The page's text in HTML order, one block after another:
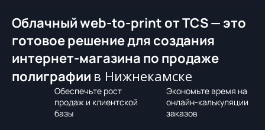
Облачный web-to-print от TCS — это
готовое решение для создания
интернет-магазина по продаже
полиграфии в Нижнекамске
Обеспечьте рост
продаж и клиентской
базы
Экономьте время на
онлайн-калькуляции
заказов